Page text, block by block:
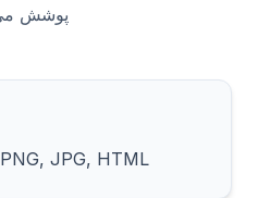
پوشش
JPG, HTML